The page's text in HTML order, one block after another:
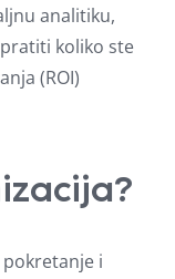
analitiku,
koliko ste
(ROI)
pokretanje i